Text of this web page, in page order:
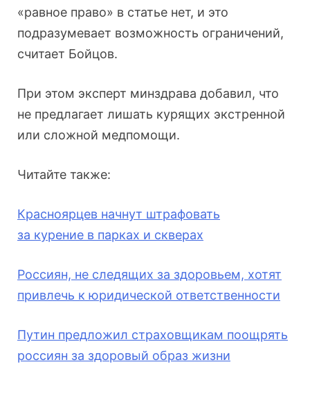
«равное право» в статье нет, и это
подразумевает возможность ограничений,
считает Бойцов.
При этом эксперт минздрава добавил, что
не предлагает лишать курящих экстренной
или сложной медпомощи.
Читайте также:
Красноярцев начнут штрафовать
за курение в парках и скверах
Россиян, не следящих за здоровьем, хотят
привлечь к юридической ответственности
Путин предложил страховщикам поощрять
россиян за здоровый образ жизни